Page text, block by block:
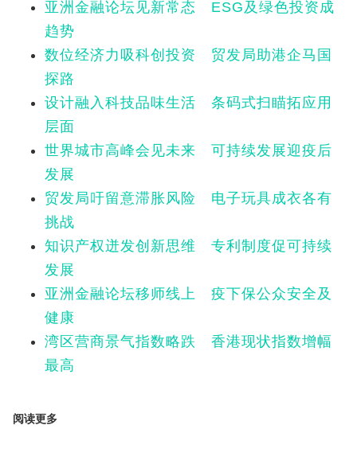
亚洲金融论坛见新常态 ESG及绿色投资成
趋势
数位经济力吸科创投资 贸发局助港企马国
探路
设计融入科技品味生活 条码式扫瞄拓应用
层面
世界城市高峰会见未来 可持续发展迎疫后
发展
贸发局吁留意滞胀风险 电子玩具成衣各有
挑战
知识产权迸发创新思维 专利制度促可持续
发展
亚洲金融论坛移师线上 疫下保公众安全及
健康
湾区营商景气指数略跌 香港现状指数增幅
最高
阅读更多